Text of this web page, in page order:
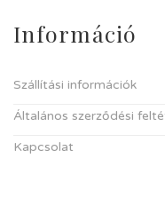
Információ
Szállítási információk
Általános szerződési
Kapcsolat